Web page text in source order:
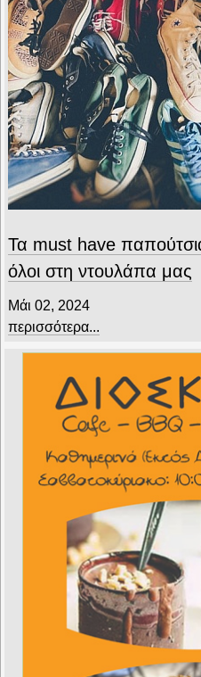
Τα must have
όλοι στη ντουλάπα μας
Μάι 02, 2024
περισσότερα...